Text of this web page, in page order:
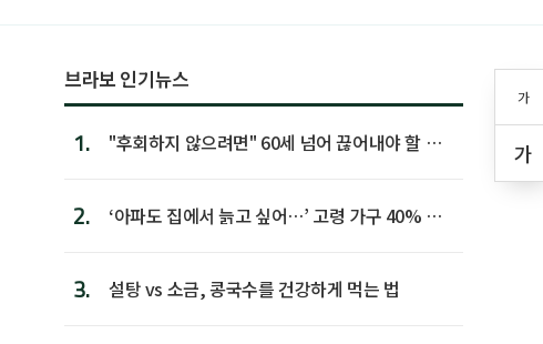
가
가
브라보 인기뉴스
1.
"후회하지 않으려면" 60세 넘어 끊어내야 할 사
2.
‘아파도 집에서 늙고 싶어…’ 고령 가구 40% 노
3. 설탕 vs 소금, 콩국수를 건강하게 먹는 법